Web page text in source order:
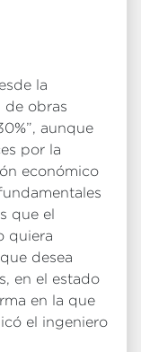
la
de obras
aunque
por la
económico
que el
quiera
desea
en el estado
en la que
el ingeniero